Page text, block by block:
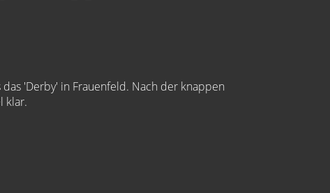
'Derby' in Frauenfeld. Nach der knappen
klar.